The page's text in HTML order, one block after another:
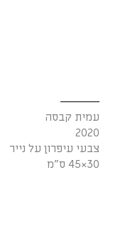
עמית קבסה
2020
צבעי עיפרון על נייר
30×45 ס"מ